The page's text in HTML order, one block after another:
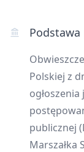
Podstawa
Polskiej z
publicznej
Marszałka